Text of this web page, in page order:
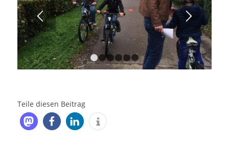
1 2 3 4 5 6
Teile diesen Beitrag